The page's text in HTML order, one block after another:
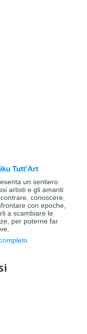
Tutt'Art
un sentiero
artisti e gli amanti
conoscere,
con epoche,
a scambiare le
per poterne far